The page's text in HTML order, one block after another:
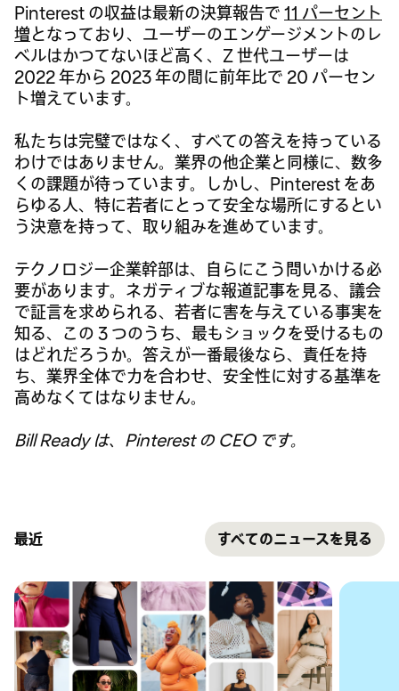
Pinterest の収益は最新の決算報告で 11 パーセント
増 となっており、ユーザーのエンゲージメントのレ
ベルはかつてないほど高く、Z 世代ユーザーは
2022 年から 2023 年の間に前年比で 20 パーセン
ト増えています。
私たちは完璧ではなく、すべての答えを持っている
わけではありません。業界の他企業と同様に、数多
くの課題が待っています。しかし、Pinterest をあ
らゆる人、特に若者にとって安全な場所にするとい
う決意を持って、取り組みを進めています。
テクノロジー企業幹部は、自らにこう問いかける必
要があります。ネガティブな報道記事を見る、議会
で証言を求められる、若者に害を与えている事実を
知る、この 3 つのうち、最もショックを受けるもの
はどれだろうか。答えが一番最後なら、責任を持
ち、業界全体で力を合わせ、安全性に対する基準を
高めなくてはなりません。
Bill Ready は、Pinterest の CEO です。
最近 すべてのニュースを見る